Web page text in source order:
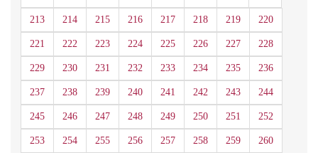
213 214 215 216 217 218 219 220
221 222 223 224 225 226 227 228
229 230 231 232 233 234 235 236
237 238 239 240 241 242 243 244
245 246 247 248 249 250 251 252
253 254 255 256 257 258 259 260